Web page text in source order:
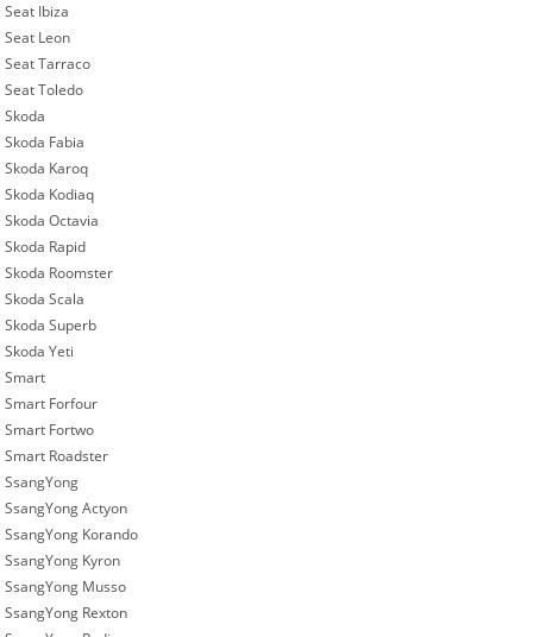
Seat Ibiza
Seat Leon
Seat Tarraco
Seat Toledo
Skoda
Skoda Fabia
Skoda Karoq
Skoda Kodiaq
Skoda Octavia
Skoda Rapid
Skoda Roomster
Skoda Scala
Skoda Superb
Skoda Yeti
Smart
Smart Forfour
Smart Fortwo
Smart Roadster
SsangYong
SsangYong Actyon
SsangYong Korando
SsangYong Kyron
SsangYong Musso
SsangYong Rexton